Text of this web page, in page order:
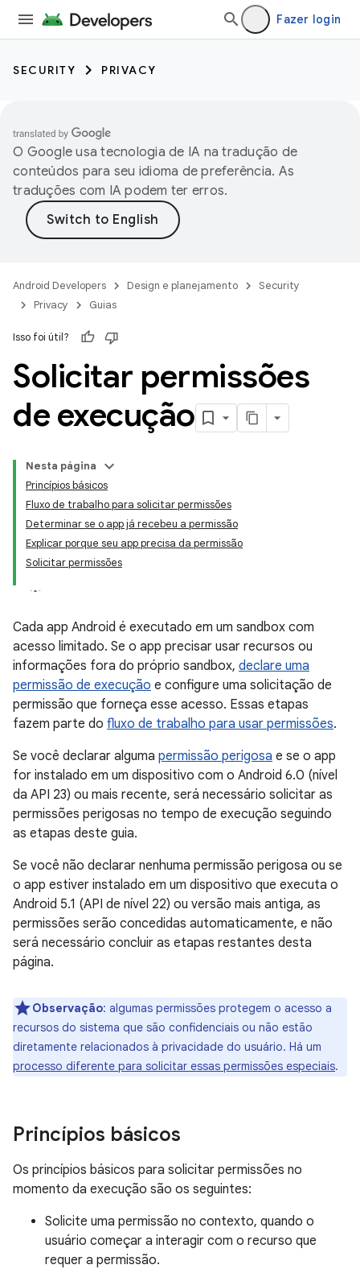
Fazer login
SECURITY PRIVACY
O Google usa tecnologia de IA na tradução de
conteúdos para seu idioma de preferência. As
traduções com IA podem ter erros.
Android Developers Design e planejamento
Security
Privacy
Guias
Isso foi útil?
Solicitar permissões
de execução
Nesta página
Princípios básicos
Fluxo de trabalho para solicitar permissões
Determinar se o app já recebeu a permissão
Explicar porque seu app precisa da permissão
Solicitar permissões
Cada app Android é executado em um sandbox com
acesso limitado. Se o app precisar usar recursos ou
informações fora do próprio sandbox, declare uma
permissão de execução e configure uma solicitação de
permissão que forneça esse acesso. Essas etapas
fazem parte do fluxo de trabalho para usar permissões.
Se você declarar alguma permissão perigosa e se o app
for instalado em um dispositivo com o Android 6.0 (nível
da API 23) ou mais recente, será necessário solicitar as
permissões perigosas no tempo de execução seguindo
as etapas deste guia.
Se você não declarar nenhuma permissão perigosa ou se
o app estiver instalado em um dispositivo que executa o
Android 5.1 (API de nível 22) ou versão mais antiga, as
permissões serão concedidas automaticamente, e não
será necessário concluir as etapas restantes desta
página.
Observação: algumas permissões protegem o acesso a
recursos do sistema que são confidenciais ou não estão
diretamente relacionados à privacidade do usuário. Há um
processo diferente para solicitar essas permissões especiais.
Princípios básicos
Os princípios básicos para solicitar permissões no
momento da execução são os seguintes:
Solicite uma permissão no contexto, quando o
usuário começar a interagir com o recurso que
requer a permissão.